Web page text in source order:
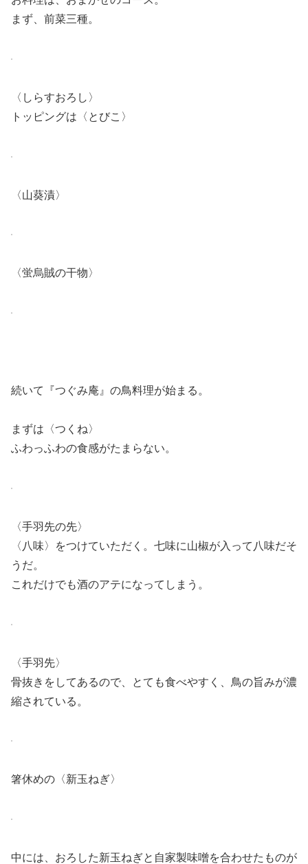
まず、前菜三種。
〈しらすおろし〉
トッピングは〈とびこ〉
〈山葵漬〉
〈蛍烏賊の干物〉
続いて『つぐみ庵』の鳥料理が始まる。
まずは〈つくね〉
ふわっふわの食感がたまらない。
〈手羽先の先〉
〈八味〉をつけていただく。七味に山椒が入って八味だそ
うだ。
これだけでも酒のアテになってしまう。
〈手羽先〉
骨抜きをしてあるので、とても食べやすく、鳥の旨みが濃
縮されている。
箸休めの〈新玉ねぎ〉
中には、おろした新玉ねぎと自家製味噌を合わせたものが